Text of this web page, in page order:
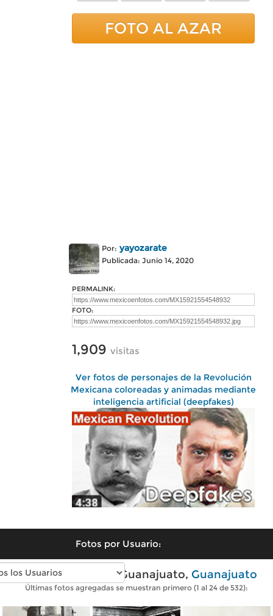
FOTO AL AZAR
Por: yayozarate
Publicada: Junio 14, 2020
PERMALINK:
FOTO:
1,909 visitas
Ver fotos de personajes de la Revolución
Mexicana coloreadas y animadas mediante
inteligencia artificial (deepfakes)
Fotos por Usuario:
Fotos antiguas de Guanajuato, Guanajuato
Últimas fotos agregadas se muestran primero (1 al 24 de 532):